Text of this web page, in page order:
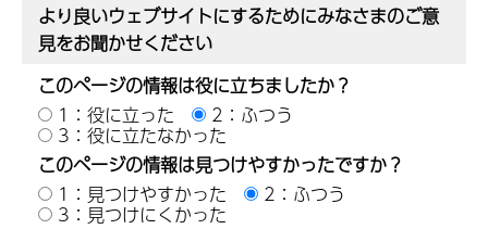
より良いウェブサイトにするためにみなさまのご意
見をお聞かせください
このページの情報は役に立ちましたか？
1：役に立った
2：ふつう
3：役に立たなかった
このページの情報は見つけやすかったですか？
1：見つけやすかった
2：ふつう
3：見つけにくかった